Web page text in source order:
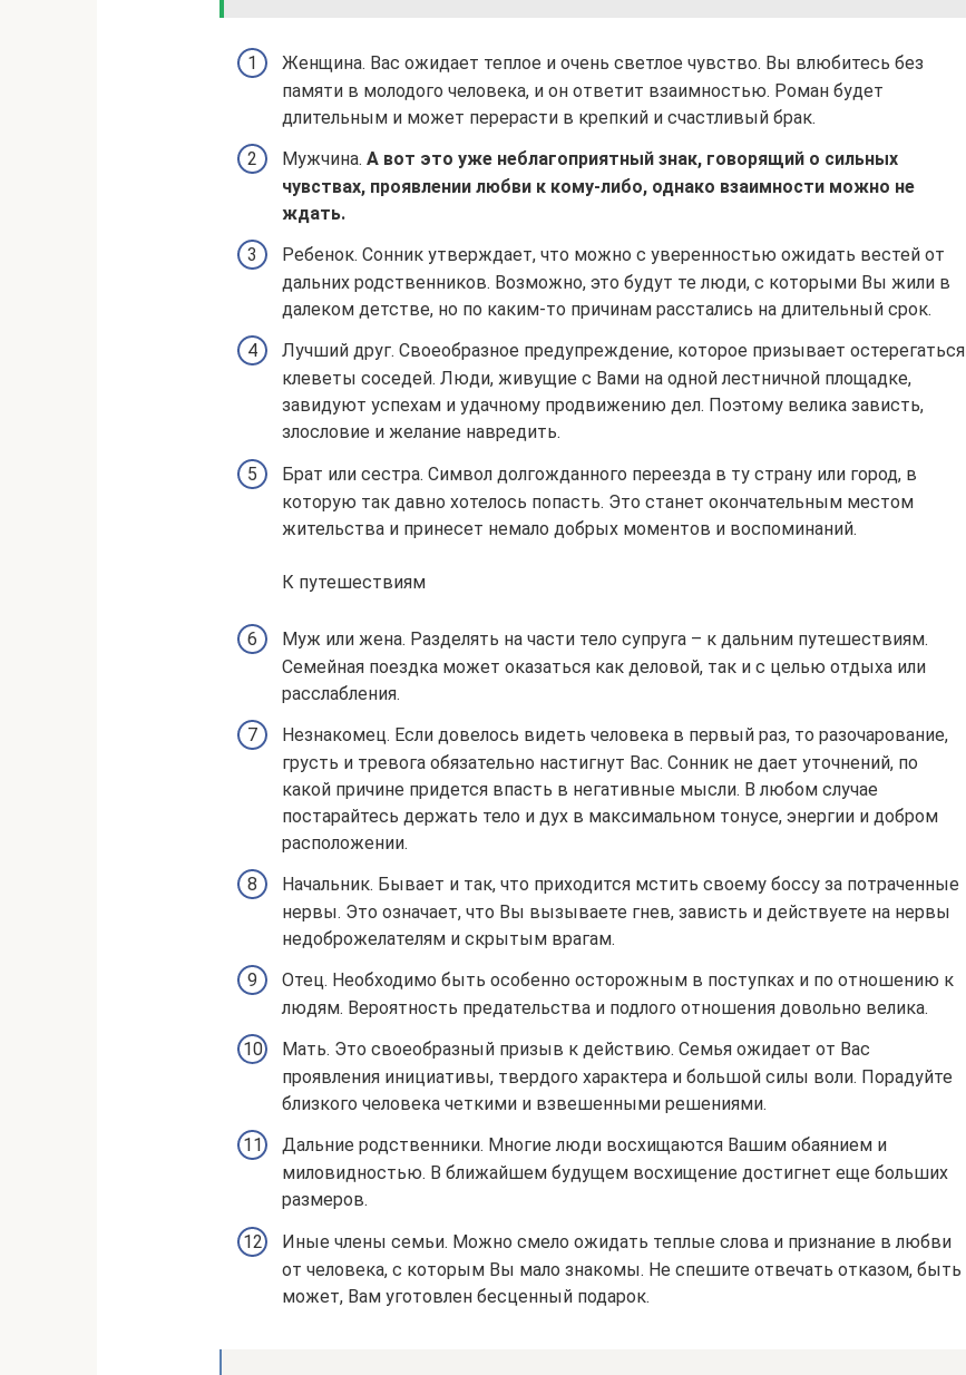
Женщина. Вас ожидает теплое и очень светлое чувство. Вы влюбитесь без
памяти в молодого человека, и он ответит взаимностью. Роман будет
длительным и может перерасти в крепкий и счастливый брак.
Мужчина. А вот это уже неблагоприятный знак, говорящий о сильных
чувствах, проявлении любви к кому-либо, однако взаимности можно не
ждать.
Ребенок. Сонник утверждает, что можно с уверенностью ожидать вестей от
дальних родственников. Возможно, это будут те люди, с которыми Вы жили в
далеком детстве, но по каким-то причинам расстались на длительный срок.
Лучший друг. Своеобразное предупреждение, которое призывает остерегаться
клеветы соседей. Люди, живущие с Вами на одной лестничной площадке,
завидуют успехам и удачному продвижению дел. Поэтому велика зависть,
злословие и желание навредить.
Брат или сестра. Символ долгожданного переезда в ту страну или город, в
которую так давно хотелось попасть. Это станет окончательным местом
жительства и принесет немало добрых моментов и воспоминаний.
К путешествиям
Муж или жена. Разделять на части тело супруга – к дальним путешествиям.
Семейная поездка может оказаться как деловой, так и с целью отдыха или
расслабления.
Незнакомец. Если довелось видеть человека в первый раз, то разочарование,
грусть и тревога обязательно настигнут Вас. Сонник не дает уточнений, по
какой причине придется впасть в негативные мысли. В любом случае
постарайтесь держать тело и дух в максимальном тонусе, энергии и добром
расположении.
Начальник. Бывает и так, что приходится мстить своему боссу за потраченные
нервы. Это означает, что Вы вызываете гнев, зависть и действуете на нервы
недоброжелателям и скрытым врагам.
Отец. Необходимо быть особенно осторожным в поступках и по отношению к
людям. Вероятность предательства и подлого отношения довольно велика.
Мать. Это своеобразный призыв к действию. Семья ожидает от Вас
проявления инициативы, твердого характера и большой силы воли. Порадуйте
близкого человека четкими и взвешенными решениями.
Дальние родственники. Многие люди восхищаются Вашим обаянием и
миловидностью. В ближайшем будущем восхищение достигнет еще больших
размеров.
Иные члены семьи. Можно смело ожидать теплые слова и признание в любви
от человека, с которым Вы мало знакомы. Не спешите отвечать отказом, быть
может, Вам уготовлен бесценный подарок.